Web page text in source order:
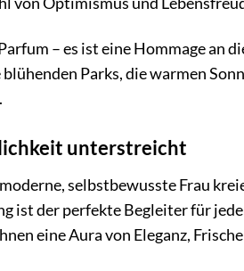
– es ist eine Hommage an
Parks, die warmen
unterstreicht
selbstbewusste Frau
ist der perfekte Begleiter für
eine Aura von Eleganz,